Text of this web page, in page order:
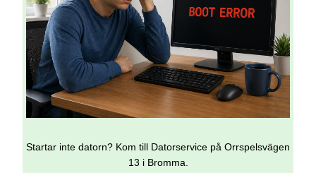
Startar inte datorn? Kom till Datorservice på Orrspelsvägen
13 i Bromma.